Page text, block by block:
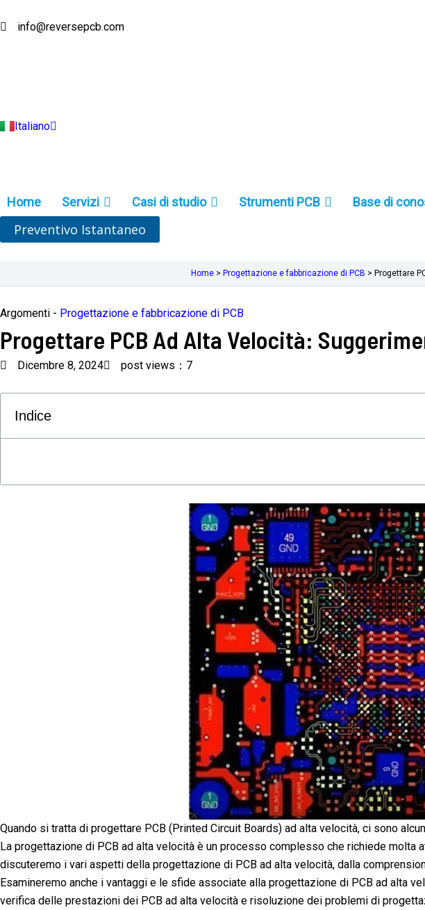
al
info@reversepcb.com
Italiano
English
Indonesia
Home Servizi Casi di studio Strumenti PCB Base di
Preventivo Istantaneo
Home > Progettazione e fabbricazione di PCB > Progettare
Argomenti - Progettazione e fabbricazione di PCB
Progettare PCB Ad Alta Velocità:
Dicembre 8, 2024 post views：7
Indice
Quando si tratta di progettare PCB (Printed Circuit Boards) ad alta velocità, ci sono
La progettazione di PCB ad alta velocità è un processo complesso che richiede
discuteremo i vari aspetti della progettazione di PCB ad alta velocità, dalla
Esamineremo anche i vantaggi e le sfide associate alla progettazione di PCB ad alta
verifica delle prestazioni dei PCB ad alta velocità e risoluzione dei problemi di